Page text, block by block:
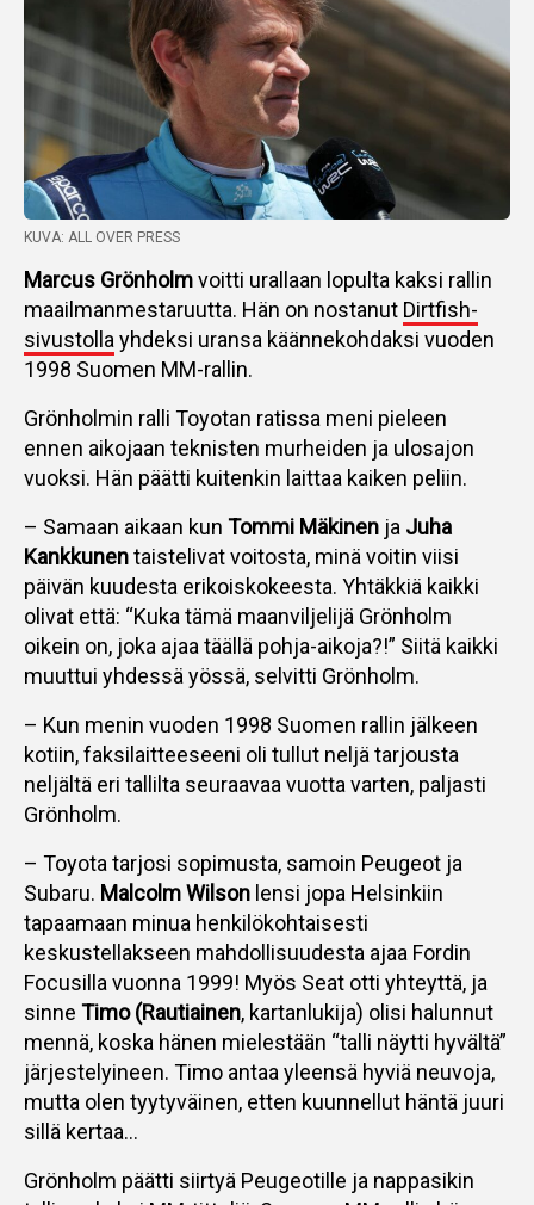
KUVA: ALL OVER PRESS
Marcus Grönholmvoitti urallaan lopulta kaksi rallin
maailmanmestaruutta. Hän on nostanut Dirtfish-
sivustolla yhdeksi uransa käännekohdaksi vuoden
1998 Suomen MM-rallin.
Grönholmin ralli Toyotan ratissa meni pieleen
ennen aikojaan teknisten murheiden ja ulosajon
vuoksi. Hän päätti kuitenkin laittaa kaiken peliin.
– Samaan aikaan kun Tommi Mäkinen ja Juha
Kankkunentaistelivat voitosta, minä voitin viisi
päivän kuudesta erikoiskokeesta. Yhtäkkiä kaikki
olivat että: “Kuka tämä maanviljelijä Grönholm
oikein on, joka ajaa täällä pohja-aikoja?!” Siitä kaikki
muuttui yhdessä yössä, selvitti Grönholm.
– Kun menin vuoden 1998 Suomen rallin jälkeen
kotiin, faksilaitteeseeni oli tullut neljä tarjousta
neljältä eri tallilta seuraavaa vuotta varten, paljasti
Grönholm.
– Toyota tarjosi sopimusta, samoin Peugeot ja
Subaru. Malcolm Wilson lensi jopa Helsinkiin
tapaamaan minua henkilökohtaisesti
keskustellakseen mahdollisuudesta ajaa Fordin
Focusilla vuonna 1999! Myös Seat otti yhteyttä, ja
sinne Timo (Rautiainen, kartanlukija) olisi halunnut
mennä, koska hänen mielestään “talli näytti hyvältä”
järjestelyineen. Timo antaa yleensä hyviä neuvoja,
mutta olen tyytyväinen, etten kuunnellut häntä juuri
sillä kertaa…
Grönholm päätti siirtyä Peugeotille ja nappasikin